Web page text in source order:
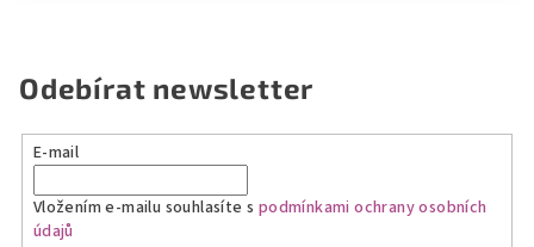
Odebírat newsletter
E-mail
Vložením e-mailu souhlasíte s podmínkami ochrany osobních
údajů